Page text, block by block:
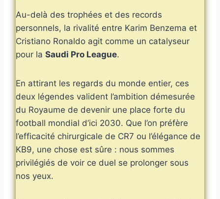
Au-delà des trophées et des records
personnels, la rivalité entre Karim Benzema et
Cristiano Ronaldo agit comme un catalyseur
pour la Saudi Pro League.
En attirant les regards du monde entier, ces
deux légendes valident l’ambition démesurée
du Royaume de devenir une place forte du
football mondial d’ici 2030. Que l’on préfère
l’efficacité chirurgicale de CR7 ou l’élégance de
KB9, une chose est sûre : nous sommes
privilégiés de voir ce duel se prolonger sous
nos yeux.